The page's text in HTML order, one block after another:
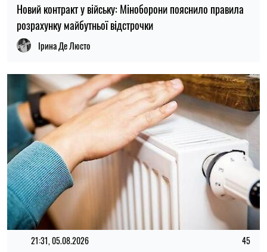
21:31, 05.08.2026 45
Кличко відзвітував по підготовк удо зими: Київ відновив
Микола Потика
ОСТАННІ НОВИНИ
19:00
07.08.26
Вчені з’ясували, як таргани впізнають
«своїх»
18:30
07.08.26
Ринок праці в Україні: чому роботодавці
не можуть знайти кадри, а працівники
все одно незадоволені